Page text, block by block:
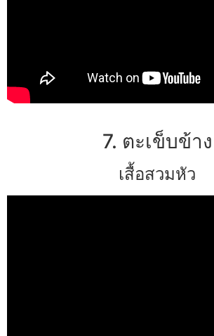
7. ตะเข็บข้าง
เสื้อสวมหัว